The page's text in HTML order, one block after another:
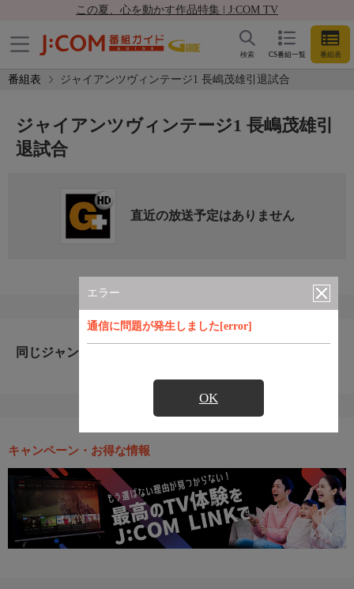
この夏、心を動かす作品特集 | J:COM TV
CS番組一覧 番組表
検索
番組表 ジャイアンツヴィンテージ1 長嶋茂雄引退試合
エラー
通信に問題が発生しました[error]
OK
ジャイアンツヴィンテージ1 長嶋茂雄引
退試合
直近の放送予定はありません
同じジャンルのおすすめ番組
キャンペーン・お得な情報